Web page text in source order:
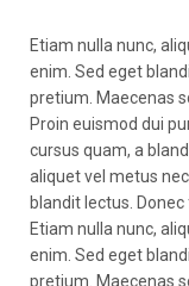
Etiam nulla nunc,
enim. Sed eget
pretium. Maecenas
Proin euismod dui
cursus quam, a
aliquet vel metus
blandit lectus.
Etiam nulla nunc,
enim. Sed eget
pretium. Maecenas